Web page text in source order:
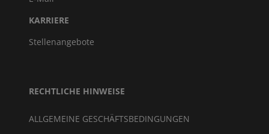
KARRIERE
Stellenangebote
RECHTLICHE HINWEISE
ALLGEMEINE GESCHÄFTSBEDINGUNGEN